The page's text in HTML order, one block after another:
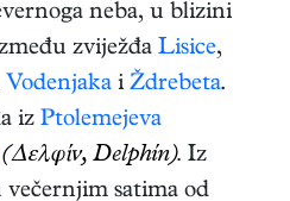
neba, u blizini
zviježđa Lisice,
Vodenjaka i Ždrebeta.
iz Ptolemejeva
(Δελφίν, Delphín). Iz
večernjim satima od